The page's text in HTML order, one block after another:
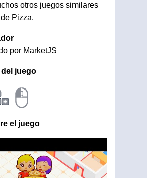
otros juegos similares
Pizza.
por MarketJS
juego
el juego